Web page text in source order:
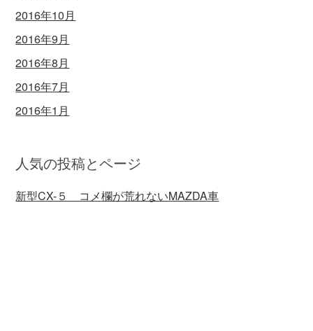
2016年10月
2016年9月
2016年8月
2016年7月
2016年1月
人気の投稿とページ
新型CX-５ コメ欄が荒れないMAZDA車